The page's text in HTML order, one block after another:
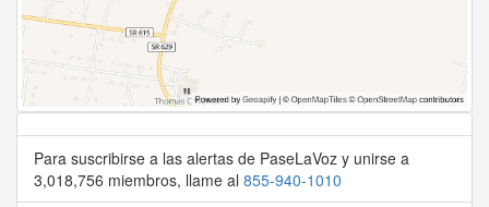
Para suscribirse a las alertas de PaseLaVoz y unirse a
3,018,756 miembros, llame al 855-940-1010